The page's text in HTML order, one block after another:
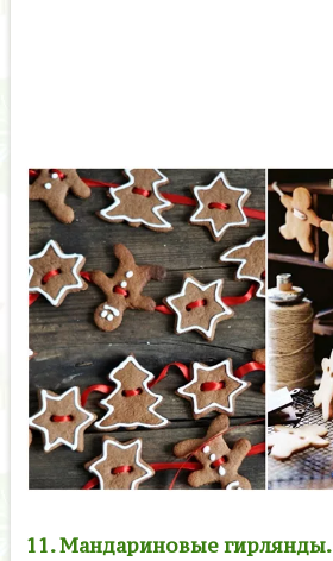
11. Мандариновые гирлянды.